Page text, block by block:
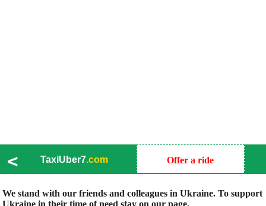
< TaxiUber7.com Offer a ride
We stand with our friends and colleagues in Ukraine. To support
Ukraine in their time of need stay on our page.